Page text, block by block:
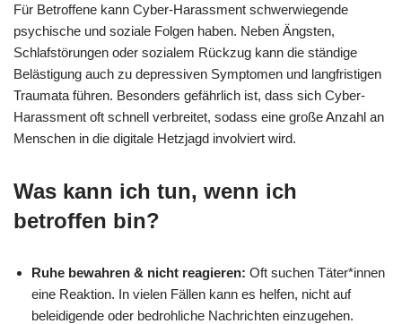
Für Betroffene kann Cyber-Harassment schwerwiegende
psychische und soziale Folgen haben. Neben Ängsten,
Schlafstörungen oder sozialem Rückzug kann die ständige
Belästigung auch zu depressiven Symptomen und langfristigen
Traumata führen. Besonders gefährlich ist, dass sich Cyber-
Harassment oft schnell verbreitet, sodass eine große Anzahl an
Menschen in die digitale Hetzjagd involviert wird.
Was kann ich tun, wenn ich
betroffen bin?
Ruhe bewahren & nicht reagieren: Oft suchen Täter*innen
eine Reaktion. In vielen Fällen kann es helfen, nicht auf
beleidigende oder bedrohliche Nachrichten einzugehen.